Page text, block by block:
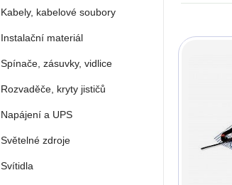
Kabely, kabelové soubory
Instalační materiál
Spínače, zásuvky, vidlice
Rozvaděče, kryty jističů
Napájení a UPS
Světelné zdroje
Svítidla